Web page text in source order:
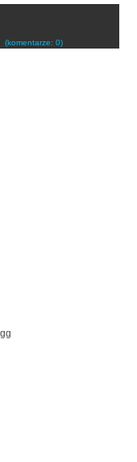
(komentarze: 0)